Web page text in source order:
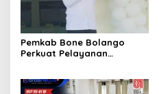
Pemkab Bone Bolango
Perkuat Pelayanan